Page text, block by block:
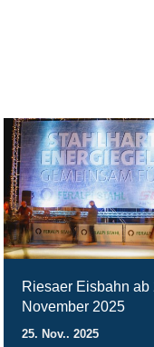
Riesaer Eisbahn ab
November 2025
25. Nov.. 2025